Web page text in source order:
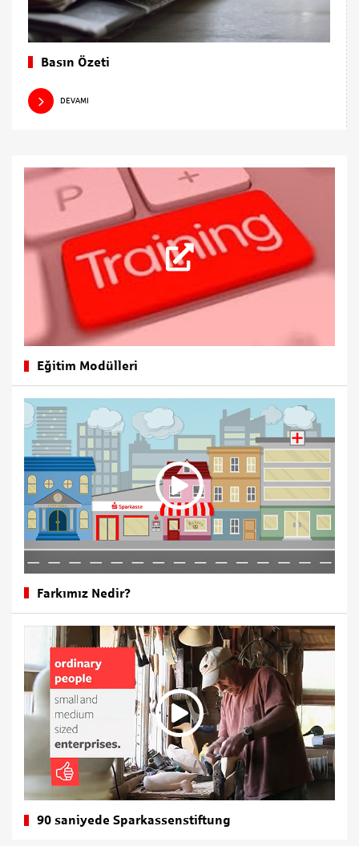
Basın Özeti
DEVAMI
Eğitim Modülleri
Farkımız Nedir?
90 saniyede Sparkassenstiftung